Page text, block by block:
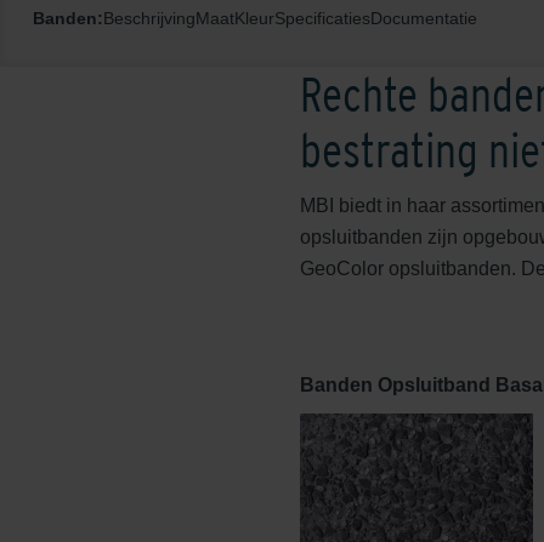
Banden:BeschrijvingMaatKleurSpecificatiesDocumentatie
Rechte
bestrating
MBI biedt in haar
opsluitbanden zijn
GeoColor opsluitbanden.
Banden Opsluitband